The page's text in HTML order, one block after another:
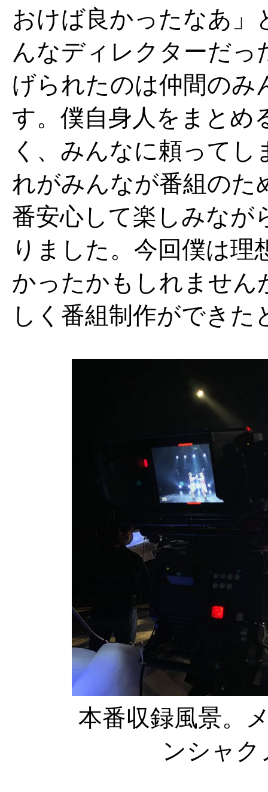
おけば良かったなあ」
んなディレクターだ
げられたのは仲間のみ
す。僕自身人をまとめ
く、みんなに頼って
れがみんなが番組のた
番安心して楽しみなが
りました。今回僕は
かったかもしれません
しく番組制作ができた
本番収録風景。
ンシャ